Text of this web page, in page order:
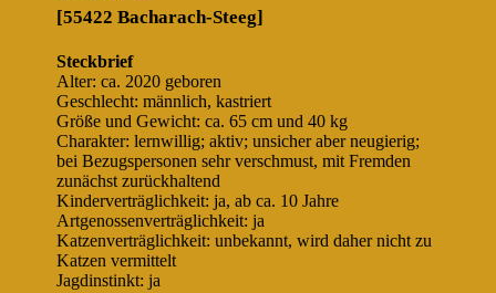
[55422 Bacharach-Steeg]
Steckbrief
Alter: ca. 2020 geboren
Geschlecht: männlich, kastriert
Größe und Gewicht: ca. 65 cm und 40 kg
Charakter: lernwillig; aktiv; unsicher aber neugierig;
bei Bezugspersonen sehr verschmust, mit Fremden
zunächst zurückhaltend
Kinderverträglichkeit: ja, ab ca. 10 Jahre
Artgenossenverträglichkeit: ja
Katzenverträglichkeit: unbekannt, wird daher nicht zu
Katzen vermittelt
Jagdinstinkt: ja